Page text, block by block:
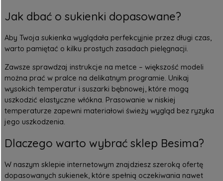
Jak dbać o sukienki dopasowane?
Aby Twoja sukienka wyglądała perfekcyjnie przez długi czas,
warto pamiętać o kilku prostych zasadach pielęgnacji.
Zawsze sprawdzaj instrukcje na metce – większość modeli
można prać w pralce na delikatnym programie. Unikaj
wysokich temperatur i suszarki bębnowej, które mogą
uszkodzić elastyczne włókna. Prasowanie w niskiej
temperaturze zapewni materiałowi świeży wygląd bez ryzyka
jego uszkodzenia.
Dlaczego warto wybrać sklep Besima?
W naszym sklepie internetowym znajdziesz szeroką ofertę
dopasowanych sukienek, które spełnią oczekiwania nawet